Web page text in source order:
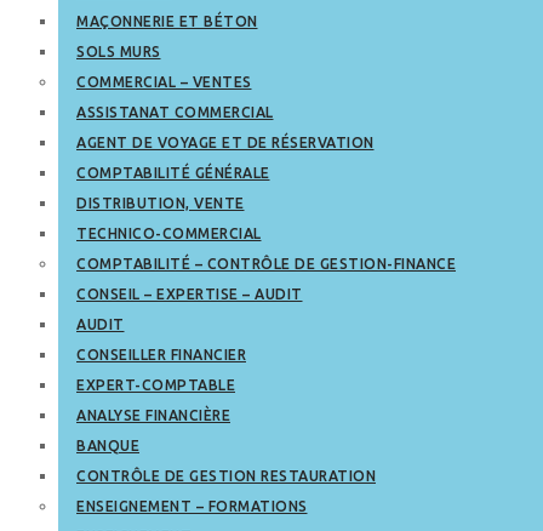
MAÇONNERIE ET BÉTON
SOLS MURS
COMMERCIAL – VENTES
ASSISTANAT COMMERCIAL
AGENT DE VOYAGE ET DE RÉSERVATION
COMPTABILITÉ GÉNÉRALE
DISTRIBUTION, VENTE
TECHNICO-COMMERCIAL
COMPTABILITÉ – CONTRÔLE DE GESTION-FINANCE
CONSEIL – EXPERTISE – AUDIT
AUDIT
CONSEILLER FINANCIER
EXPERT-COMPTABLE
ANALYSE FINANCIÈRE
BANQUE
CONTRÔLE DE GESTION RESTAURATION
ENSEIGNEMENT – FORMATIONS